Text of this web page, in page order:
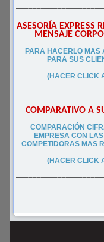
ASESORÍA EXPRESS
MENSAJE
PARA HACERLO MAS
PARA SUS
(HACER CLICK
COMPARATIVO A
COMPARACIÓN
EMPRESA CON
COMPETIDORAS MAS
(HACER CLICK